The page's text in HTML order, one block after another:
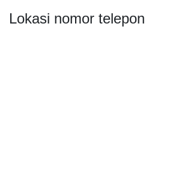
Lokasi nomor telepon